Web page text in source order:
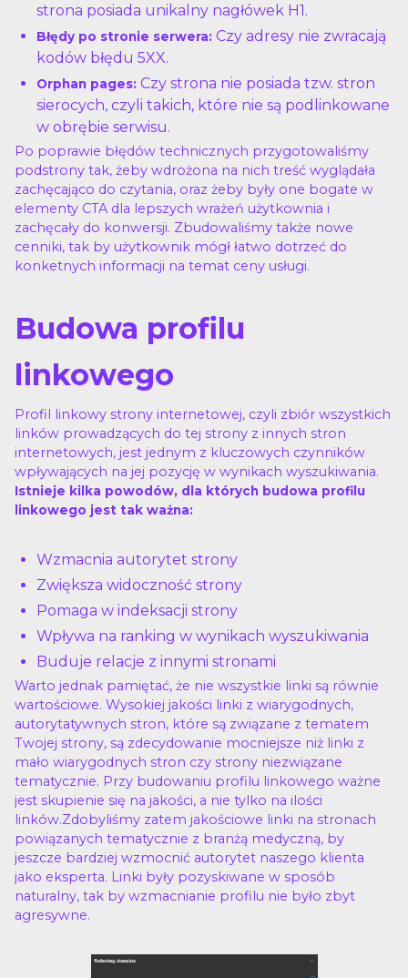
strona posiada unikalny nagłówek H1.
Błędy po stronie serwera: Czy adresy nie zwracają
kodów błędu 5XX.
Orphan pages: Czy strona nie posiada tzw. stron
sierocych, czyli takich, które nie są podlinkowane
w obrębie serwisu.
Po poprawie błędów technicznych przygotowaliśmy
podstrony tak, żeby wdrożona na nich treść wyglądała
zachęcająco do czytania, oraz żeby były one bogate w
elementy CTA dla lepszych wrażeń użytkownia i
zachęcały do konwersji. Zbudowaliśmy także nowe
cenniki, tak by użytkownik mógł łatwo dotrzeć do
konketnych informacji na temat ceny usługi.
Budowa profilu
linkowego
Profil linkowy strony internetowej, czyli zbiór wszystkich
linków prowadzących do tej strony z innych stron
internetowych, jest jednym z kluczowych czynników
wpływających na jej pozycję w wynikach wyszukiwania.
Istnieje kilka powodów, dla których budowa profilu
linkowego jest tak ważna:
Wzmacnia autorytet strony
Zwiększa widoczność strony
Pomaga w indeksacji strony
Wpływa na ranking w wynikach wyszukiwania
Buduje relacje z innymi stronami
Warto jednak pamiętać, że nie wszystkie linki są równie
wartościowe. Wysokiej jakości linki z wiarygodnych,
autorytatywnych stron, które są związane z tematem
Twojej strony, są zdecydowanie mocniejsze niż linki z
mało wiarygodnych stron czy strony niezwiązane
tematycznie. Przy budowaniu profilu linkowego ważne
jest skupienie się na jakości, a nie tylko na ilości
linków.Zdobyliśmy zatem jakościowe linki na stronach
powiązanych tematycznie z branżą medyczną, by
jeszcze bardziej wzmocnić autorytet naszego klienta
jako eksperta. Linki były pozyskiwane w sposób
naturalny, tak by wzmacnianie profilu nie było zbyt
agresywne.